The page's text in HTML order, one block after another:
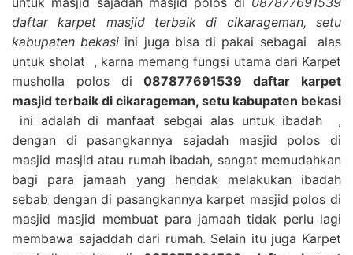
daftar karpet masjid terbaik di cikarageman, setu
kabupaten bekasi ini juga bisa di pakai sebagai alas
untuk sholat , karna memang fungsi utama dari Karpet
musholla polos di087877691539 daftar karpet
masjid terbaik di cikarageman, setu kabupaten bekasi
ini adalah di manfaat sebgai alas untuk ibadah ,
dengan di pasangkannya sajadah masjid polos di
masjid masjid atau rumah ibadah, sangat memudahkan
bagi para jamaah yang hendak melakukan ibadah
sebab dengan di pasangkannya karpet masjid polos di
masjid masjid membuat para jamaah tidak perlu lagi
membawa sajaddah dari rumah. Selain itu juga Karpet